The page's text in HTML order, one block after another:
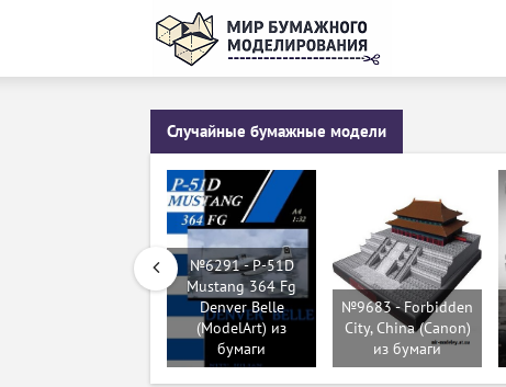
Случайные бумажные модели
№6291 - P-51D
Mustang 364 Fg
Denver Belle
(ModelArt) из
бумаги
№9683 - Forbidden
City, China (Canon)
из бумаги